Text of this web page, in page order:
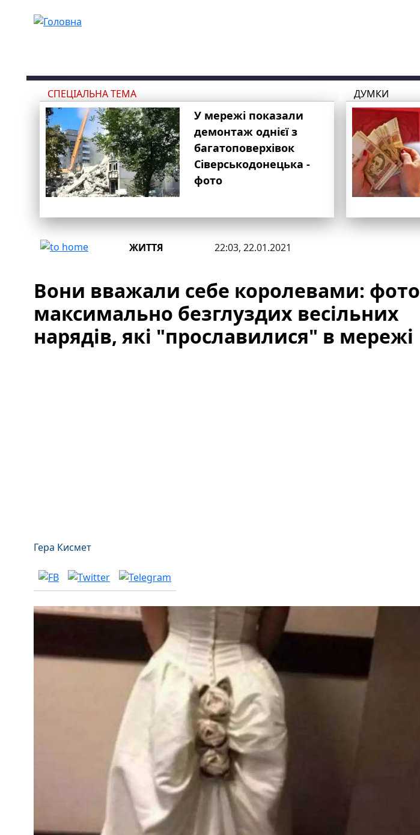
СПЕЦІАЛЬНА ТЕМА
У мережі показали
демонтаж однієї з
багатоповерхівок
Сіверськодонецька -
фото
ДУМКИ
ЖИТТЯ 22:03, 22.01.2021
Вони вважали себе королевами: фото
максимально безглуздих весільних
нарядів, які "прославилися" в мережі
Гера Кисмет